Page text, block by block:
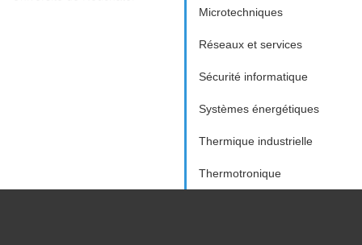
Microtechniques
Réseaux et services
Sécurité informatique
Systèmes énergétiques
Thermique industrielle
Thermotronique